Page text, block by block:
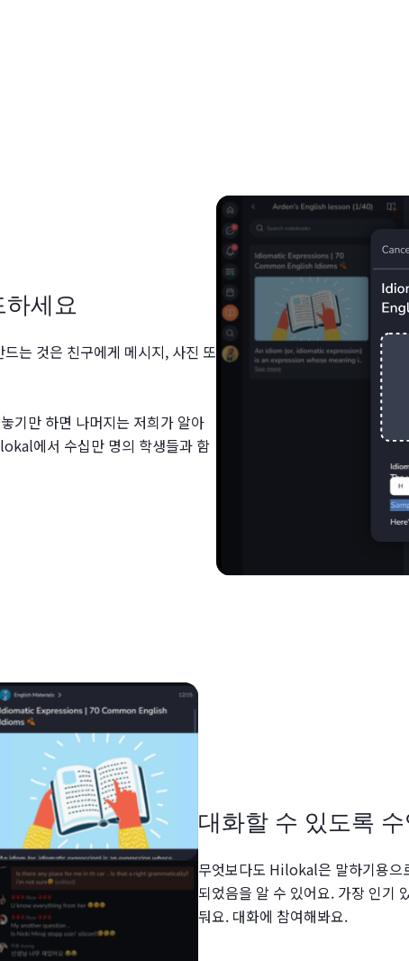
세요
는 것은 친구에게 메시지, 사진 또
기만 하면 나머지는 저희가 알아
에서 수십만 명의 학생들과 함
대화할 수 있도록
무엇보다도 Hilokal은 말하기용으
되었음을 알 수 있어요. 가장 인기
둬요. 대화에 참여해봐요.